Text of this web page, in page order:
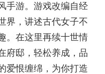
手游。游戏改编自经
界，讲述古代女子不
。在这里再续十世情
府邸，轻松养成，品
爱恨缠绵，为你打造